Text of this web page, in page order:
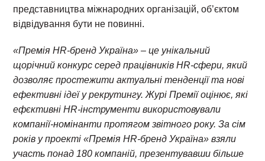
представництва міжнародних організацій, об’єктом
відвідування бути не повинні.
«Премія HR-бренд Україна» – це унікальний
щорічний конкурс серед працівників HR-сфери, який
дозволяє простежити актуальні тенденції та нові
ефективні ідеї у рекрутингу. Журі Премії оцінює, які
ефєктивні HR-інструменти використовували
компанії-номінанти протягом звітного року. За сім
років у проекті «Премія HR-бренд Україна» взяли
участь понад 180 компаній, презентувавши більше